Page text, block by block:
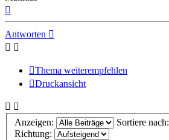
Antworten
Thema weiterempfehlen
Druckansicht
Anzeigen:
Sortiere nach:
Richtung: